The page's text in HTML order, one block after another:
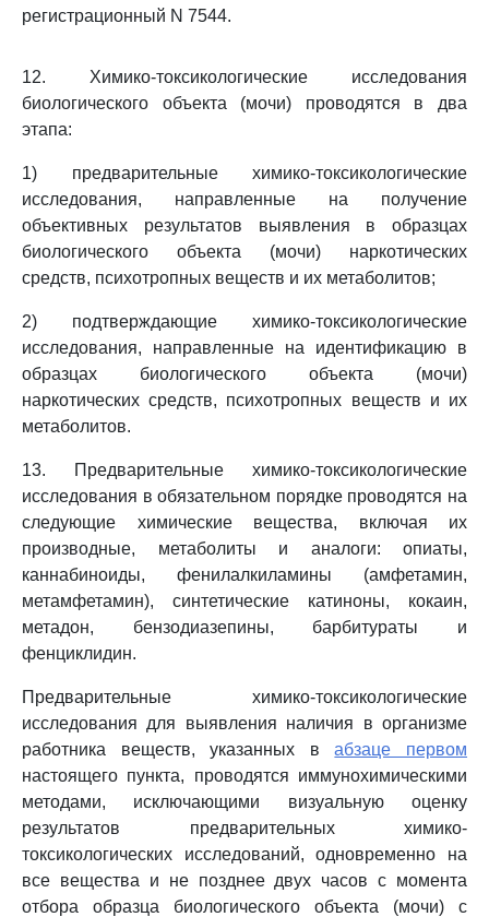
регистрационный N 7544.
12. Химико-токсикологические исследования
биологического объекта (мочи) проводятся в два
этапа:
1) предварительные химико-токсикологические
исследования, направленные на получение
объективных результатов выявления в образцах
биологического объекта (мочи) наркотических
средств, психотропных веществ и их метаболитов;
2) подтверждающие химико-токсикологические
исследования, направленные на идентификацию в
образцах биологического объекта (мочи)
наркотических средств, психотропных веществ и их
метаболитов.
13. Предварительные химико-токсикологические
исследования в обязательном порядке проводятся на
следующие химические вещества, включая их
производные, метаболиты и аналоги: опиаты,
каннабиноиды, фенилалкиламины (амфетамин,
метамфетамин), синтетические катиноны, кокаин,
метадон, бензодиазепины, барбитураты и
фенциклидин.
Предварительные химико-токсикологические
исследования для выявления наличия в организме
работника веществ, указанных вабзаце первом
настоящего пункта, проводятся иммунохимическими
методами, исключающими визуальную оценку
результатов предварительных химико-
токсикологических исследований, одновременно на
все вещества и не позднее двух часов с момента
отбора образца биологического объекта (мочи) с